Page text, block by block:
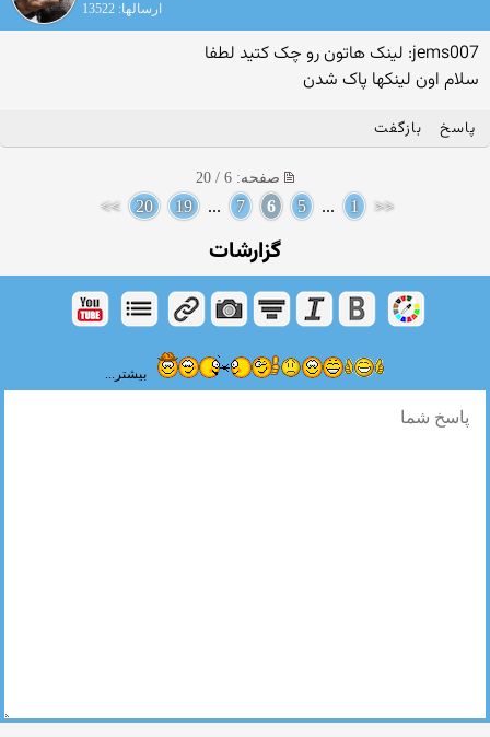
ارسالها: 13522
jems007: لینک هاتون رو چک کتید لطفا
سلام اون لینکها پاک شدن
پاسخ بازگفت
صفحه: 6 / 20
<<
1
...
5
6
7
...
19
20
>>
گزارشات
بیشتر...